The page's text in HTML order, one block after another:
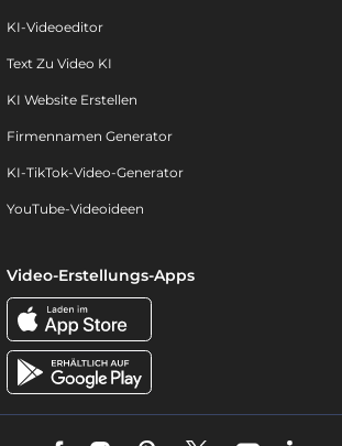
KI-Videoeditor
Text Zu Video KI
KI Website Erstellen
Firmennamen Generator
KI-TikTok-Video-Generator
YouTube-Videoideen
Video-Erstellungs-Apps